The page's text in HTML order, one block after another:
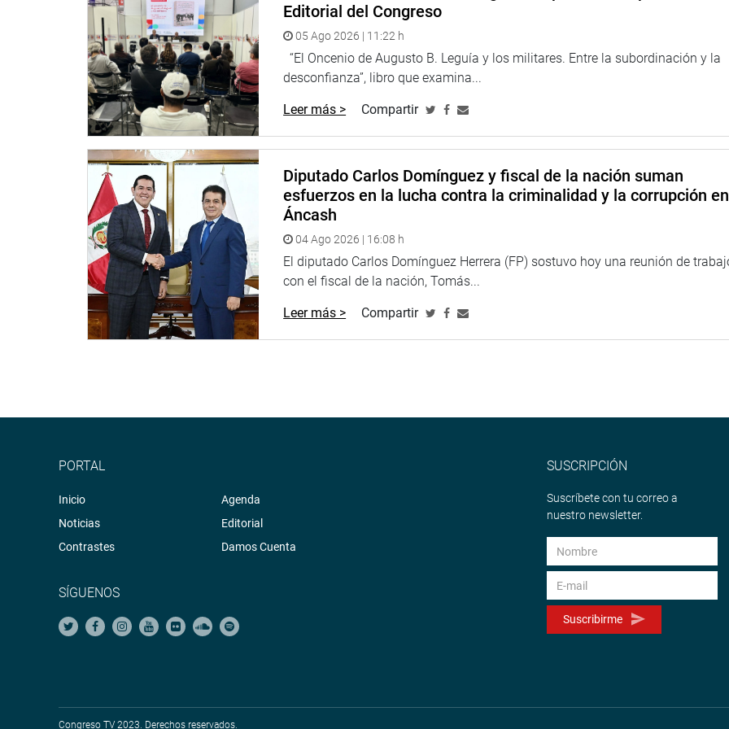
En Apurímac, el congresista Paúl Gutiérrez, visitó la Escuela Superior de Formación Artística Pública, Chabuca
Granda en Abancay, en donde se reunió con el director, Danny Casafranca, y su equipo de gestión. Los docentes
dieron a conocer la problemática que vienen afrontando desde hace varios años, como la falta de nuevas plazas
para docentes, docentes con pocas horas lectivas, contratación de docentes con recursos propios, entre otras
necesidades, pese a ser la única ESFA del departamento.
Lima, 25 de febrero de 2025
Prensa
Bloque Magisterial de Concertación Nacional
Editorial del Congreso
05 Ago 2026 | 11:22 h
“El Oncenio de Augusto B. Leguía y los militares. Entre la subordinación y la
desconfianza”, libro que examina...
Leer más > Compartir
Diputado Carlos Domínguez y fiscal de la nación suman
esfuerzos en la lucha contra la criminalidad y la corrupción en
Áncash
04 Ago 2026 | 16:08 h
El diputado Carlos Domínguez Herrera (FP) sostuvo hoy una reunión de
con el fiscal de la nación, Tomás...
Leer más > Compartir
PORTAL
Inicio
Noticias
Contrastes
Agenda
Editorial
Damos Cuenta
SÍGUENOS
SUSCRIPCIÓN
Suscríbete con tu correo a
nuestro newsletter.
Suscribirme
Congreso TV 2023. Derechos reservados.